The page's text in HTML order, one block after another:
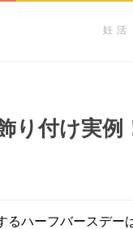
妊活
り付け実例
るハーフバースデー